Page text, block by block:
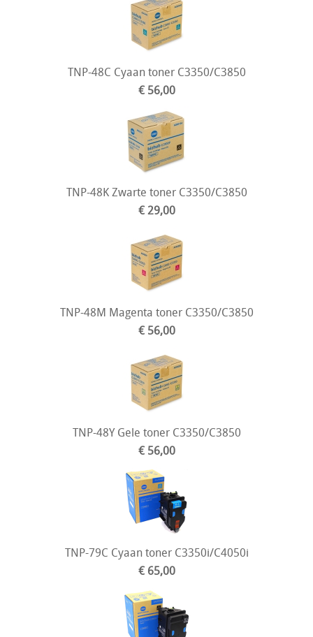
TNP-48C Cyaan toner C3350/C3850
€ 56,00
TNP-48K Zwarte toner C3350/C3850
€ 29,00
TNP-48M Magenta toner C3350/C3850
€ 56,00
TNP-48Y Gele toner C3350/C3850
€ 56,00
TNP-79C Cyaan toner C3350i/C4050i
€ 65,00